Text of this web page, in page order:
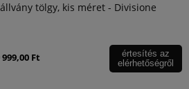
tölgy, kis méret - Divisione
999,00 Ft
értesítés az
elérhetőségről